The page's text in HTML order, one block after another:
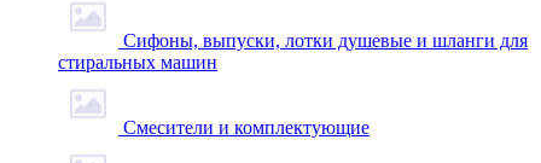
Сифоны, выпуски, лотки душевые и шланги для
стиральных машин
Смесители и комплектующие